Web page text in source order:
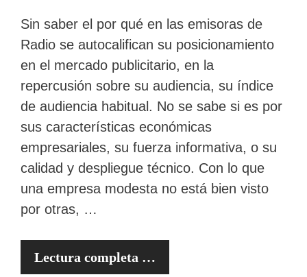
Sin saber el por qué en las emisoras de
Radio se autocalifican su posicionamiento
en el mercado publicitario, en la
repercusión sobre su audiencia, su índice
de audiencia habitual. No se sabe si es por
sus características económicas
empresariales, su fuerza informativa, o su
calidad y despliegue técnico. Con lo que
una empresa modesta no está bien visto
por otras, …
Lectura completa …